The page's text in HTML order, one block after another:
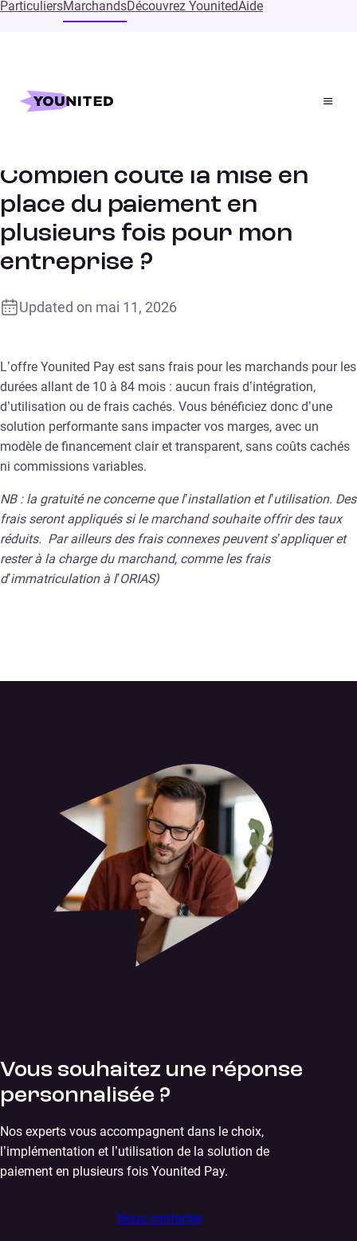
ParticuliersMarchandsDécouvrez YounitedAide
Accueil
Supports
Combien coûte la mise en
place du paiement en
plusieurs fois pour mon
entreprise ?
Updated on mai 11, 2026
L’offre Younited Pay est sans frais pour les marchands pour les
durées allant de 10 à 84 mois : aucun frais d’intégration,
d’utilisation ou de frais cachés. Vous bénéficiez donc d’une
solution performante sans impacter vos marges, avec un
modèle de financement clair et transparent, sans coûts cachés
ni commissions variables.
NB : la gratuité ne concerne que l’installation et l’utilisation. Des
frais seront appliqués si le marchand souhaite offrir des taux
réduits. Par ailleurs des frais connexes peuvent s’appliquer et
rester à la charge du marchand, comme les frais
d’immatriculation à l’ORIAS)
Vous souhaitez une réponse
personnalisée ?
Nos experts vous accompagnent dans le choix,
l’implémentation et l’utilisation de la solution de
paiement en plusieurs fois Younited Pay.
Nous contacter